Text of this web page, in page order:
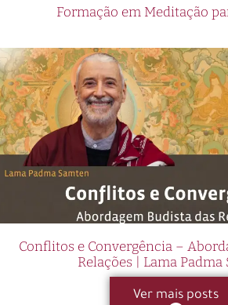
Formação em Meditação
Conflitos e Convergência –
Relações | Lama Padma
Ver mais posts